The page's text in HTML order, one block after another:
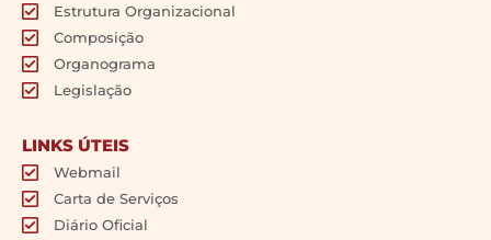
Estrutura Organizacional
Composição
Organograma
Legislação
LINKS ÚTEIS
Webmail
Carta de Serviços
Diário Oficial